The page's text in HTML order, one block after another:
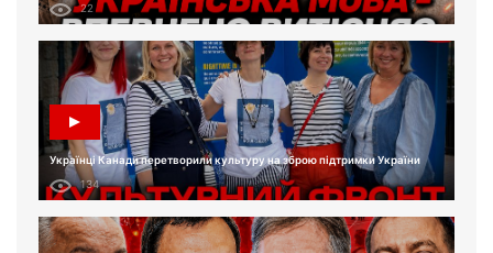
22
Українці Канади перетворили культуру на зброю підтримки України
134